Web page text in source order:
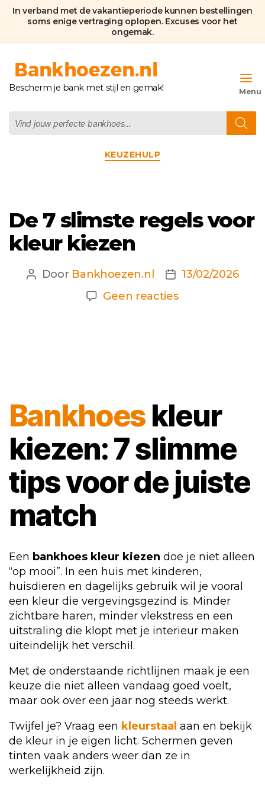
In verband met de vakantieperiode kunnen bestellingen
soms enige vertraging oplopen. Excuses voor het
ongemak.
Bankhoezen.nl
Bescherm je bank met stijl en gemak!
zoeken
Categorieën
KEUZEHULP
De 7 slimste regels voor
kleur kiezen
Berichtauteur
Door Bankhoezen.nl Berichtdatum
13/02/2026
Geen reactiesop
kiezen
Bankhoes kleur
kiezen: 7 slimme
tips voor de juiste
match
Een bankhoes kleur kiezen doe je niet alleen
“op mooi”. In een huis met kinderen,
huisdieren en dagelijks gebruik wil je vooral
een kleur die vergevingsgezind is. Minder
zichtbare haren, minder vlekstress en een
uitstraling die klopt met je interieur maken
uiteindelijk het verschil.
Met de onderstaande richtlijnen maak je een
keuze die niet alleen vandaag goed voelt,
maar ook over een jaar nog steeds werkt.
Twijfel je? Vraag een kleurstaal aan en bekijk
de kleur in je eigen licht. Schermen geven
tinten vaak anders weer dan ze in
werkelijkheid zijn.